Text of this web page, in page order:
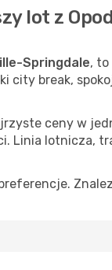
lot z
Springdale,
city break,
ceny w
Linia lotnicza,